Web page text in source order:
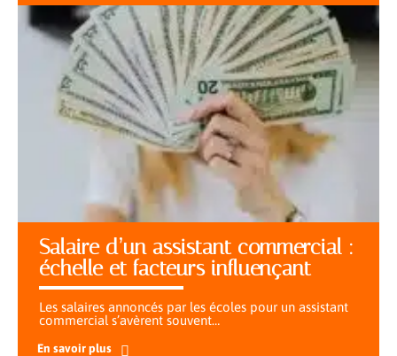
Salaire d’un assistant commercial :
échelle et facteurs influençant
Les salaires annoncés par les écoles pour un assistant
commercial s’avèrent souvent…
En savoir plus